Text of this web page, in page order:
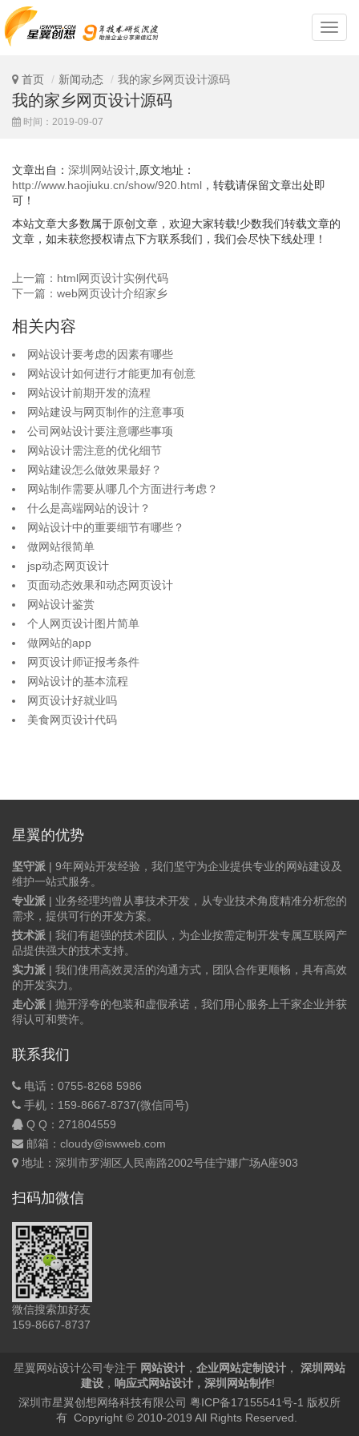
深
圳
首页 新闻动态 我的家乡网页设计源码
我的家乡网页设计源码
时间：2019-09-07
文章出自： 深圳网站设计 ,原文地址：
http://www.haojiuku.cn/show/920.html ，转载请保留文章出处即
可！
本站文章大多数属于原创文章，欢迎大家转载!少数我们转载文章的
文章，如未获您授权请点下方联系我们，我们会尽快下线处理！
上一篇：html网页设计实例代码
下一篇：web网页设计介绍家乡
相关内容
网站设计要考虑的因素有哪些
网站设计如何进行才能更加有创意
网站设计前期开发的流程
网站建设与网页制作的注意事项
公司网站设计要注意哪些事项
网站设计需注意的优化细节
网站建设怎么做效果最好？
网站制作需要从哪几个方面进行考虑？
什么是高端网站的设计？
网站设计中的重要细节有哪些？
做网站很简单
jsp动态网页设计
页面动态效果和动态网页设计
网站设计鉴赏
个人网页设计图片简单
做网站的app
网页设计师证报考条件
网站设计的基本流程
网页设计好就业吗
美食网页设计代码
星翼的优势
坚守派 | 9年网站开发经验，我们坚守为企业提供专业的网站建设及
维护一站式服务。
专业派 | 业务经理均曾从事技术开发，从专业技术角度精准分析您的
需求，提供可行的开发方案。
技术派 | 我们有超强的技术团队，为企业按需定制开发专属互联网产
品提供强大的技术支持。
实力派 | 我们使用高效灵活的沟通方式，团队合作更顺畅，具有高效
的开发实力。
走心派 | 抛开浮夸的包装和虚假承诺，我们用心服务上千家企业并获
得认可和赞许。
联系我们
电话：0755-8268 5986
手机：159-8667-8737(微信同号)
Q Q： 271804559
邮箱：cloudy@iswweb.com
地址：深圳市罗湖区人民南路2002号佳宁娜广场A座903
扫码加微信
微信搜索加好友
159-8667-8737
星翼网站设计公司专注于 网站设计 ， 企业网站定制设计 ，
深圳网站
建设 ， 响应式网站设计 ， 深圳网站制作!
深圳市星翼创想网络科技有限公司 粤ICP备17155541号-1 版权所
有 Copyright © 2010-2019 All Rights Reserved.